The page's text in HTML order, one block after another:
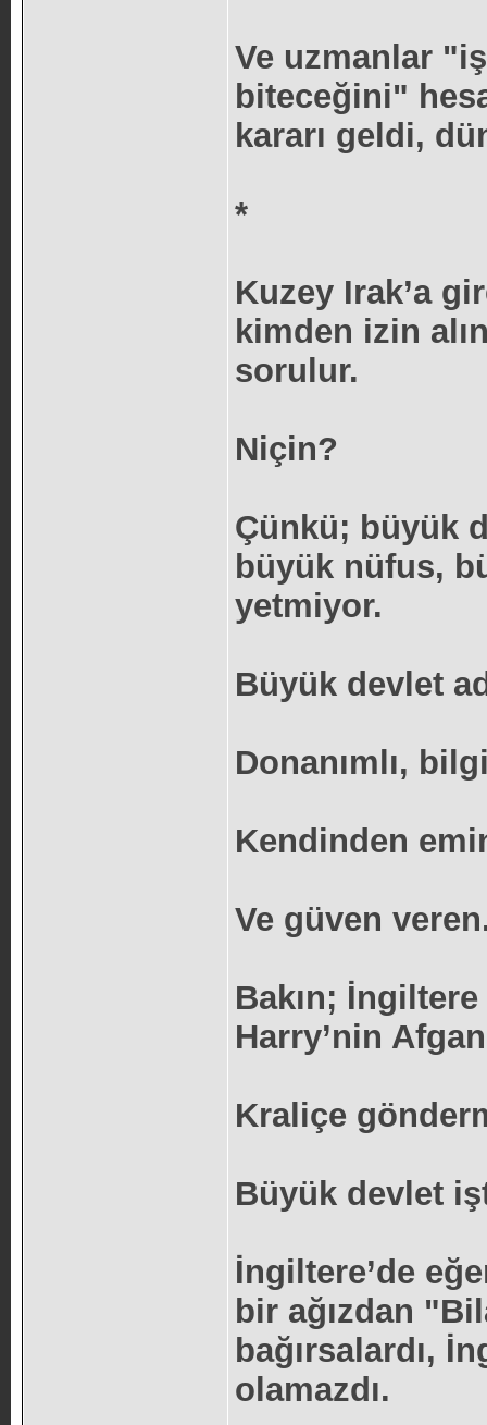
Ve uzmanlar
biteceğini"
kararı geldi,
*
Kuzey Irak’a
kimden izin
sorulur.
Niçin?
Çünkü; büyük
büyük nüfus,
yetmiyor.
Büyük devlet
Donanımlı,
Kendinden
Ve güven
Bakın; İngiltere
Harry’nin
Kraliçe
Büyük devlet
İngiltere’de
bir ağızdan
bağırsalardı,
olamazdı.